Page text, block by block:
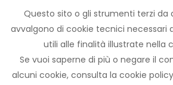
Questo sito o gli strumenti terzi da
avvalgono di cookie tecnici necessari
utili alle finalità illustrate nella
Se vuoi saperne di più o negare il
alcuni cookie, consulta la cookie
Archivio
notizie
Arezzo TV